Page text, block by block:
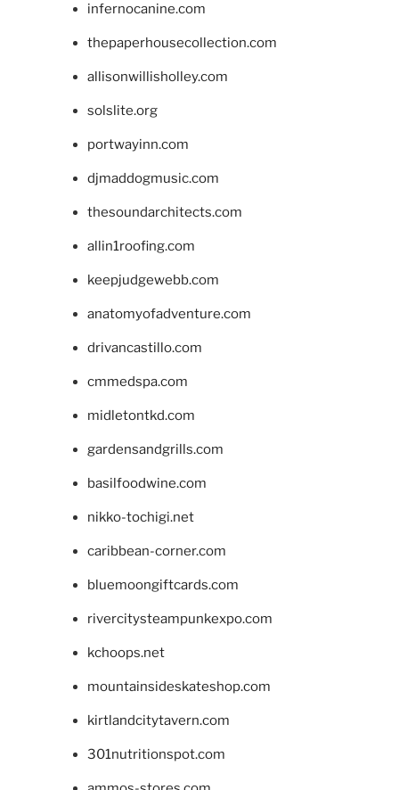
infernocanine.com
thepaperhousecollection.com
allisonwillisholley.com
solslite.org
portwayinn.com
djmaddogmusic.com
thesoundarchitects.com
allin1roofing.com
keepjudgewebb.com
anatomyofadventure.com
drivancastillo.com
cmmedspa.com
midletontkd.com
gardensandgrills.com
basilfoodwine.com
nikko-tochigi.net
caribbean-corner.com
bluemoongiftcards.com
rivercitysteampunkexpo.com
kchoops.net
mountainsideskateshop.com
kirtlandcitytavern.com
301nutritionspot.com